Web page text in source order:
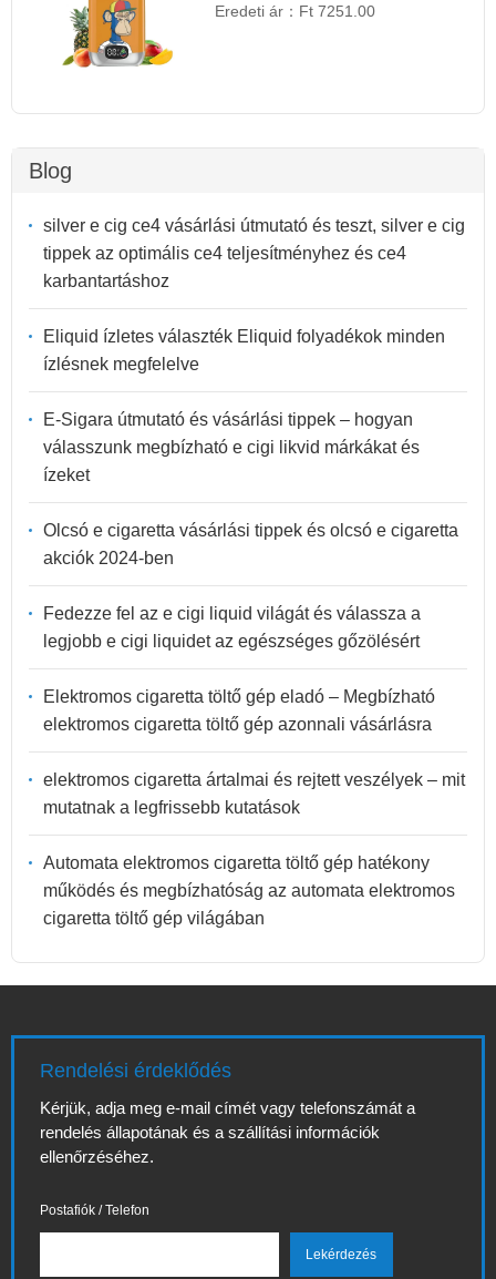
Eredeti ár： Ft 7251.00
Blog
silver e cig ce4 vásárlási útmutató és teszt, silver e cig
tippek az optimális ce4 teljesítményhez és ce4
karbantartáshoz
Eliquid ízletes választék Eliquid folyadékok minden
ízlésnek megfelelve
E-Sigara útmutató és vásárlási tippek – hogyan
válasszunk megbízható e cigi likvid márkákat és
ízeket
Olcsó e cigaretta vásárlási tippek és olcsó e cigaretta
akciók 2024-ben
Fedezze fel az e cigi liquid világát és válassza a
legjobb e cigi liquidet az egészséges gőzölésért
Elektromos cigaretta töltő gép eladó – Megbízható
elektromos cigaretta töltő gép azonnali vásárlásra
elektromos cigaretta ártalmai és rejtett veszélyek – mit
mutatnak a legfrissebb kutatások
Automata elektromos cigaretta töltő gép hatékony
működés és megbízhatóság az automata elektromos
cigaretta töltő gép világában
Rendelési érdeklődés
Kérjük, adja meg e-mail címét vagy telefonszámát a
rendelés állapotának és a szállítási információk
ellenőrzéséhez.
Postafiók / Telefon